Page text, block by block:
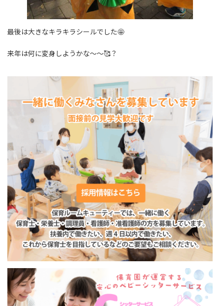
最後は大きなキラキラシールでした🤩
来年は何に変身しようかな～～🥰？